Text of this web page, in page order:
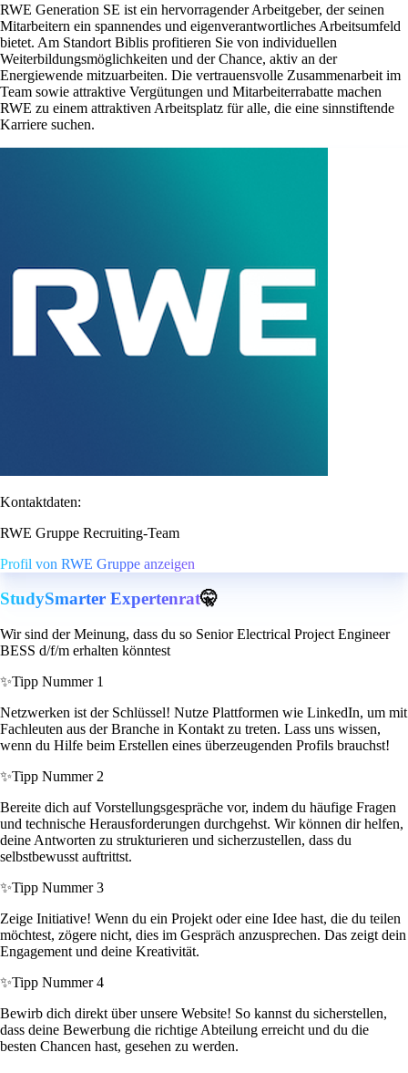
RWE Generation SE ist ein hervorragender Arbeitgeber, der seinen
Mitarbeitern ein spannendes und eigenverantwortliches Arbeitsumfeld
bietet. Am Standort Biblis profitieren Sie von individuellen
Weiterbildungsmöglichkeiten und der Chance, aktiv an der
Energiewende mitzuarbeiten. Die vertrauensvolle Zusammenarbeit im
Team sowie attraktive Vergütungen und Mitarbeiterrabatte machen
RWE zu einem attraktiven Arbeitsplatz für alle, die eine sinnstiftende
Karriere suchen.
Kontaktdaten:
RWE Gruppe Recruiting-Team
Profil von RWE Gruppe anzeigen
StudySmarter Expertenrat🤫
Wir sind der Meinung, dass du so Senior Electrical Project Engineer
BESS d/f/m erhalten könntest
✨Tipp Nummer 1
Netzwerken ist der Schlüssel! Nutze Plattformen wie LinkedIn, um mit
Fachleuten aus der Branche in Kontakt zu treten. Lass uns wissen,
wenn du Hilfe beim Erstellen eines überzeugenden Profils brauchst!
✨Tipp Nummer 2
Bereite dich auf Vorstellungsgespräche vor, indem du häufige Fragen
und technische Herausforderungen durchgehst. Wir können dir helfen,
deine Antworten zu strukturieren und sicherzustellen, dass du
selbstbewusst auftrittst.
✨Tipp Nummer 3
Zeige Initiative! Wenn du ein Projekt oder eine Idee hast, die du teilen
möchtest, zögere nicht, dies im Gespräch anzusprechen. Das zeigt dein
Engagement und deine Kreativität.
✨Tipp Nummer 4
Bewirb dich direkt über unsere Website! So kannst du sicherstellen,
dass deine Bewerbung die richtige Abteilung erreicht und du die
besten Chancen hast, gesehen zu werden.